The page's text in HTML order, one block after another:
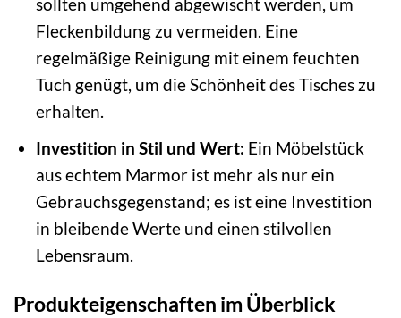
Fleckenbildung zu vermeiden. Eine
regelmäßige Reinigung mit einem feuchten
Tuch genügt, um die Schönheit des Tisches zu
erhalten.
Investition in Stil und Wert: Ein Möbelstück
aus echtem Marmor ist mehr als nur ein
Gebrauchsgegenstand; es ist eine Investition
in bleibende Werte und einen stilvollen
Lebensraum.
Produkteigenschaften im Überblick